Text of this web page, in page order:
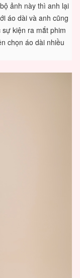
ảnh này thì anh lại
áo dài và anh cũng
kiện ra mắt phim
chọn áo dài nhiều